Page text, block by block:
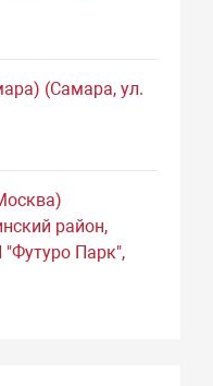
(Самара, ул.
район,
Парк",